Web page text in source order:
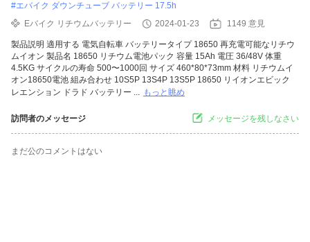
#エバイク ダウンチューブ バッテリー 17.5h
Eバイク リチウムバッテリー
2024-01-23 1149 意見
製品説明 適用する 電気自転車 バッテリータイプ 18650 再充電可能なリチウ
ムイオン 製品名 18650 リチウム電池パック 容量 15Ah 電圧 36/48V 体重
4.5KG サイクルの寿命 500〜1000回 サイズ 460*80*73mm 材料 リチウムイ
オン18650電池 組み合わせ 10S5P 13S4P 13S5P 18650 リイオンエビック
レエンション ドラド バッテリー ... もっと眺め
訪問者のメッセージ メッセージを残しなさい
まだ公のコメントはない